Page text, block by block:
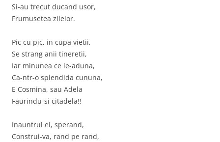
Si-au trecut ducand usor,
Frumusetea zilelor.
Pic cu pic, in cupa vietii,
Se strang anii tineretii,
Iar minunea ce le-aduna,
Ca-ntr-o splendida cununa,
E Cosmina, sau Adela
Faurindu-si citadela!!
Inauntrul ei, sperand,
Construi-va, rand pe rand,